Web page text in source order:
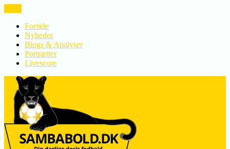
Forside
Nyheder
Blogs & Analyser
Portrætter
Livescore